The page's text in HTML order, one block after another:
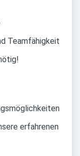
Teamfähigkeit
erfahrenen